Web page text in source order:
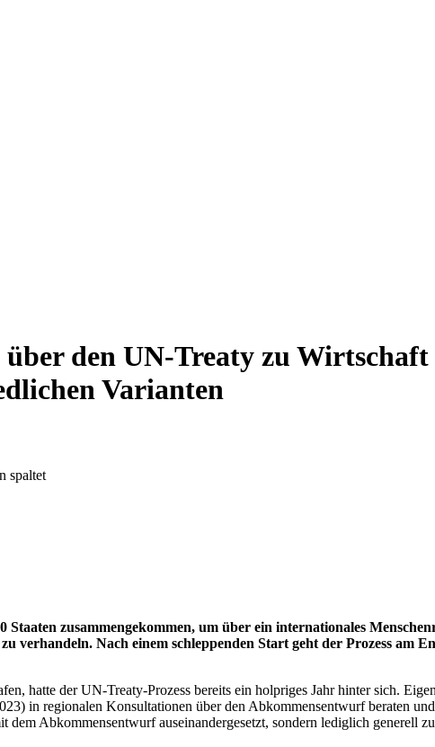
den UN-Treaty zu
Varianten
spaltet
zusammengekommen, um über ein internationales
Nach einem schleppenden Start geht der Prozess am
hatte der UN-Treaty-Prozess bereits ein holpriges Jahr hinter sich.
in regionalen Konsultationen über den Abkommensentwurf beraten
Abkommensentwurf auseinandergesetzt, sondern lediglich generell